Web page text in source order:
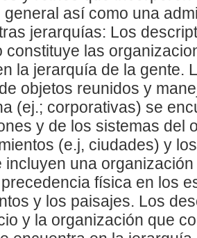
general así como una
jerarquías: Los
constituye las
la jerarquía de la gente.
objetos reunidos y
(ej.; corporativas) se
y de los sistemas del
(e.j, ciudades) y
incluyen una
física en los
y los paisajes. Los
y la organización que